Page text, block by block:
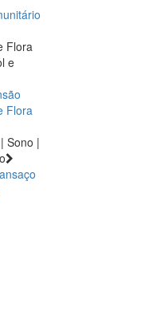
Flora
e
Flora
Sono |